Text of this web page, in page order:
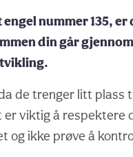
engel nummer 135, er
din går
de trenger litt plass
er viktig å respektere
og ikke prøve å